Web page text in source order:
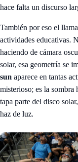
hace falta un discurso
También por eso el
actividades educativas.
haciendo de cámara
solar, esa geometría se
sun aparece en tantas
misterioso; es la sombra
tapa parte del disco
haz de luz.